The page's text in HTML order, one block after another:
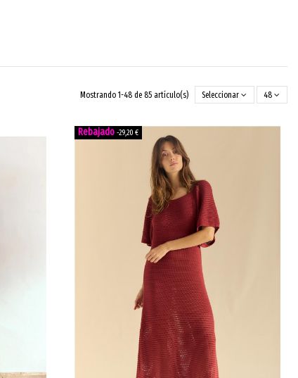
Mostrando 1-48 de 85 artículo(s) Seleccionar 48
-29,20 €